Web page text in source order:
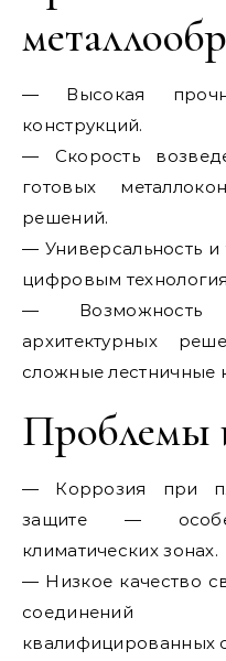
— Высокая
конструкций.
— Скорость
готовых
решений.
— Универсальность
цифровым
— Возможность
архитектурных
сложные лестничные
Проблемы
— Коррозия при
защите —
климатических зонах.
— Низкое качество
соединений
квалифицированных